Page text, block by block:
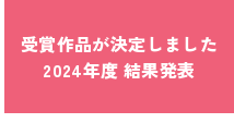
受賞作品が決定しました
2024年度 結果発表